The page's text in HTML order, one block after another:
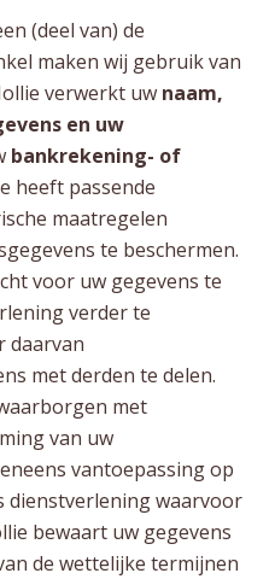
(deel van) de
maken wij gebruik van
verwerkt uw naam,
en uw
bankrekening- of
heeft passende
maatregelen
te beschermen.
voor uw gegevens te
verder te
daarvan
met derden te delen.
met
van uw
vantoepassing op
dienstverlening waarvoor
bewaart uw gegevens
de wettelijke termijnen